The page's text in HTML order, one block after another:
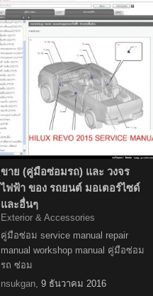
ขาย (คู่มือซ่อมรถ) และ วงจร
ไฟฟ้า ของ รถยนต์ มอเตอร์ไซด์
และอื่นๆ
Exterior & Accessories
คู่มือซ่อม service manual repair
manual workshop manual คู่มือซ่อม
รถ ซ่อม
nsukgan 9 ธันวาคม 2016